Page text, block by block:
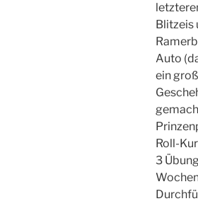
Blitzeis
Auto
ein
Roll-
3